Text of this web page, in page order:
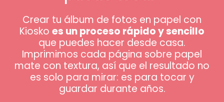
Crear tu álbum de fotos en papel con
Kiosko es un proceso rápido y sencillo
que puedes hacer desde casa.
Imprimimos cada página sobre papel
mate con textura, así que el resultado no
es solo para mirar: es para tocar y
guardar durante años.